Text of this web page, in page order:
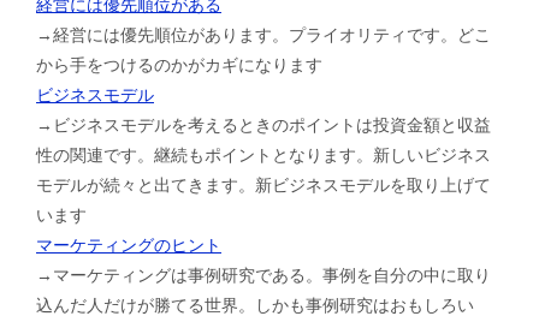
経営には優先順位がある
→経営には優先順位があります。プライオリティです。どこ
から手をつけるのかがカギになります
ビジネスモデル
→ビジネスモデルを考えるときのポイントは投資金額と収益
性の関連です。継続もポイントとなります。新しいビジネス
モデルが続々と出てきます。新ビジネスモデルを取り上げて
います
マーケティングのヒント
→マーケティングは事例研究である。事例を自分の中に取り
込んだ人だけが勝てる世界。しかも事例研究はおもしろい